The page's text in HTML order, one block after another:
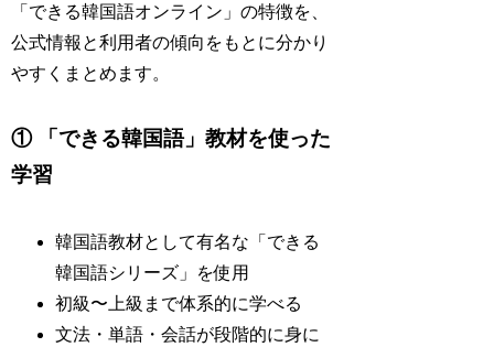
「できる韓国語オンライン」の特徴を、
公式情報と利用者の傾向をもとに分かり
やすくまとめます。
① 「できる韓国語」教材を使った
学習
韓国語教材として有名な「できる
韓国語シリーズ」を使用
初級〜上級まで体系的に学べる
文法・単語・会話が段階的に身に